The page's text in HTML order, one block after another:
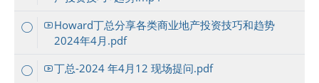
Howard丁总分享各类商业地产投资技巧和趋势
2024年4月.pdf
丁总-2024 年4月12 现场提问.pdf